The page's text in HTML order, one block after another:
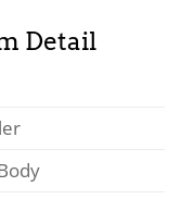
Detail